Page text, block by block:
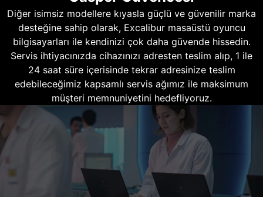
Diğer isimsiz modellere kıyasla güçlü ve güvenilir marka
desteğine sahip olarak, Excalibur masaüstü oyuncu
bilgisayarları ile kendinizi çok daha güvende hissedin.
Servis ihtiyacınızda cihazınızı adresten teslim alıp, 1 ile
24 saat süre içerisinde tekrar adresinize teslim
edebileceğimiz kapsamlı servis ağımız ile maksimum
müşteri memnuniyetini hedefliyoruz.